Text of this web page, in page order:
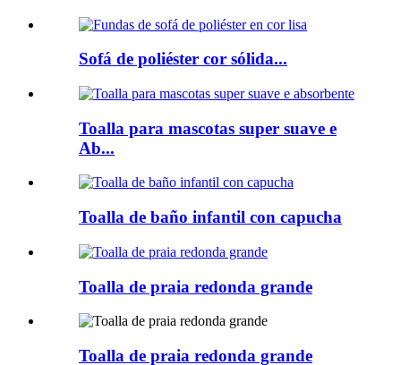
Sofá de poliéster cor sólida...
Toalla para mascotas super suave e
Ab...
Toalla de baño infantil con capucha
Toalla de praia redonda grande
Toalla de praia redonda grande